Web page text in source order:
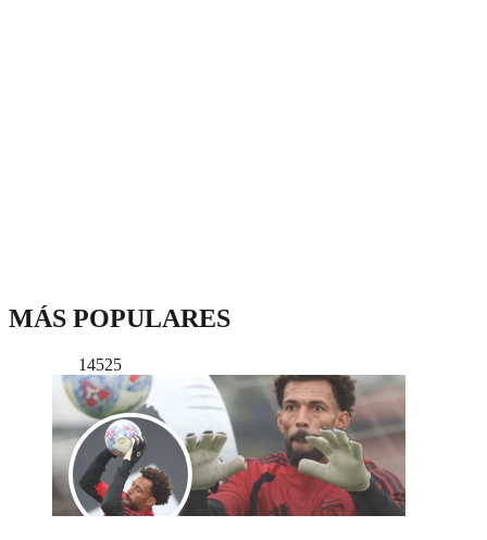
MÁS POPULARES
14525